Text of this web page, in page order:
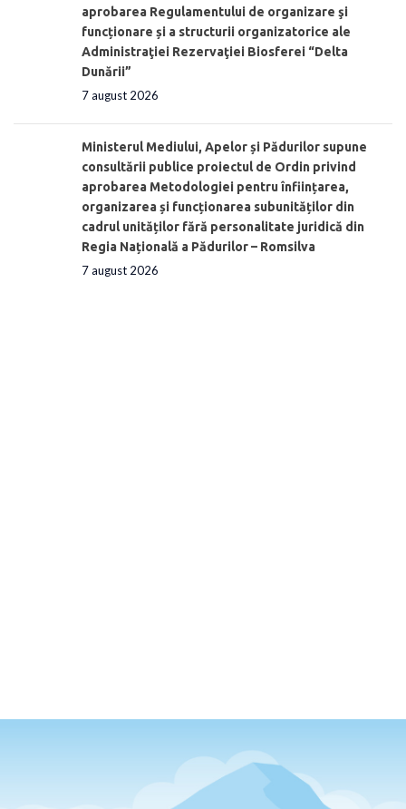
aprobarea Regulamentului de organizare şi
funcționare și a structurii organizatorice ale
Administraţiei Rezervaţiei Biosferei “Delta
Dunării”
7 august 2026
Ministerul Mediului, Apelor și Pădurilor supune
consultării publice proiectul de Ordin privind
aprobarea Metodologiei pentru înființarea,
organizarea și funcționarea subunităților din
cadrul unităților fără personalitate juridică din
Regia Națională a Pădurilor – Romsilva
7 august 2026